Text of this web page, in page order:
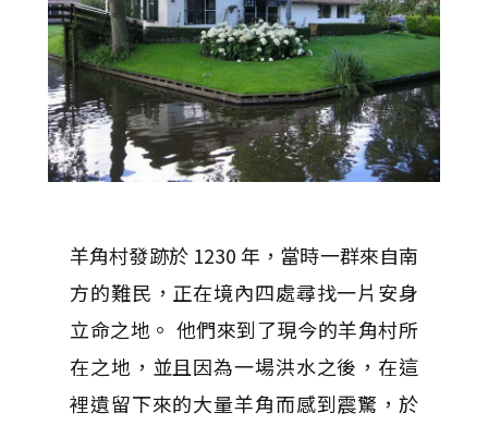
羊角村發跡於 1230 年，當時一群來自南
方的難民，正在境內四處尋找一片安身
立命之地。 他們來到了現今的羊角村所
在之地，並且因為一場洪水之後，在這
裡遺留下來的大量羊角而感到震驚，於